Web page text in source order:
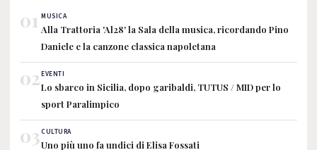
01 MUSICA
Alla Trattoria 'Al28' la Sala della musica, ricordando Pino
Daniele e la canzone classica napoletana
02EVENTI
Lo sbarco in Sicilia, dopo garibaldi, TUTUS / MID per lo
sport Paralimpico
03CULTURA
Uno più uno fa undici di Elisa Fossati